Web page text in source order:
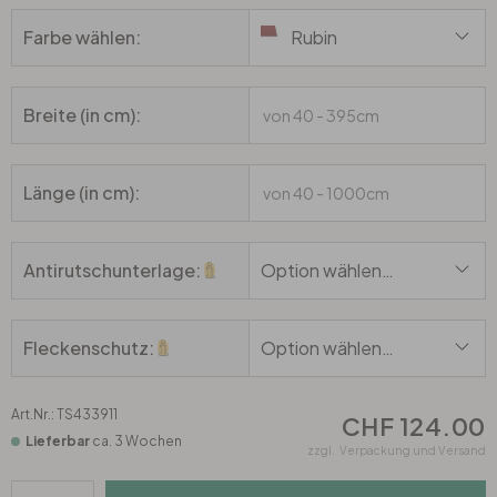
Wandtattoo & Haken
Wandtattoo & 3D Schmetterlinge
Zweifarbig
Rund Bilder
4-teilig
Tapeten Gold
Tapeten Rot
Farbe wählen: Rubin
Breite (in cm):
Länge (in cm):
Antirutschunterlage: Option wählen…
Fleckenschutz: Option wählen…
Art.Nr.: TS433911
Lieferbar ca. 3 Wochen CHF 124.00
zzgl. Verpackung und Versand